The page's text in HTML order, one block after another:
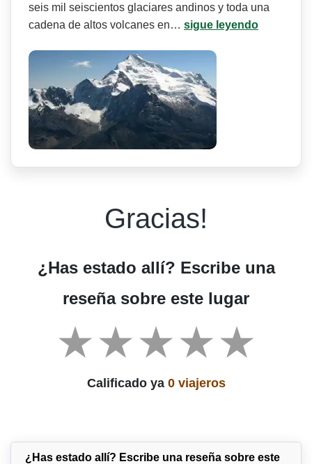
seis mil seiscientos glaciares andinos y toda una
cadena de altos volcanes en… sigue leyendo
Gracias!
¿Has estado allí? Escribe una
reseña sobre este lugar
Calificado ya 0 viajeros
¿Has estado allí? Escribe una reseña sobre este